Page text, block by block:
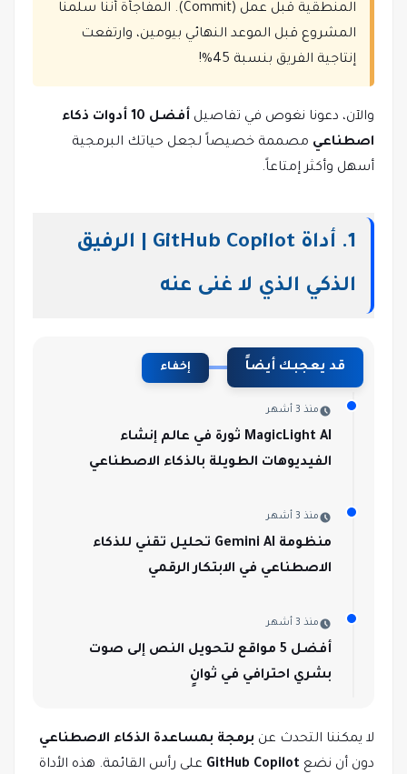
المنطقية قبل عمل (Commit). المفاجأة أننا سلمنا
المشروع قبل الموعد النهائي بيومين، وارتفعت
إنتاجية الفريق بنسبة 45%!
والآن، دعونا نغوص في تفاصيل
أفضل 10 أدوات ذكاء
اصطناعي مصممة خصيصاً لجعل حياتك البرمجية
أسهل وأكثر إمتاعاً.
1. أداة GitHub Copilot | الرفيق
الذكي الذي لا غنى عنه
قد يعجبك أيضاً إخفاء
منذ 3 أشهر
MagicLight AI ثورة في عالم إنشاء
الفيديوهات الطويلة بالذكاء الاصطناعي
منذ 3 أشهر
منظومة Gemini AI تحليل تقني للذكاء
الاصطناعي في الابتكار الرقمي
منذ 3 أشهر
أفضل 5 مواقع لتحويل النص إلى صوت
بشري احترافي في ثوانٍ
لا يمكننا التحدث عن برمجة بمساعدة الذكاء الاصطناعي
دون أن نضع GitHub Copilot على رأس القائمة. هذه الأداة